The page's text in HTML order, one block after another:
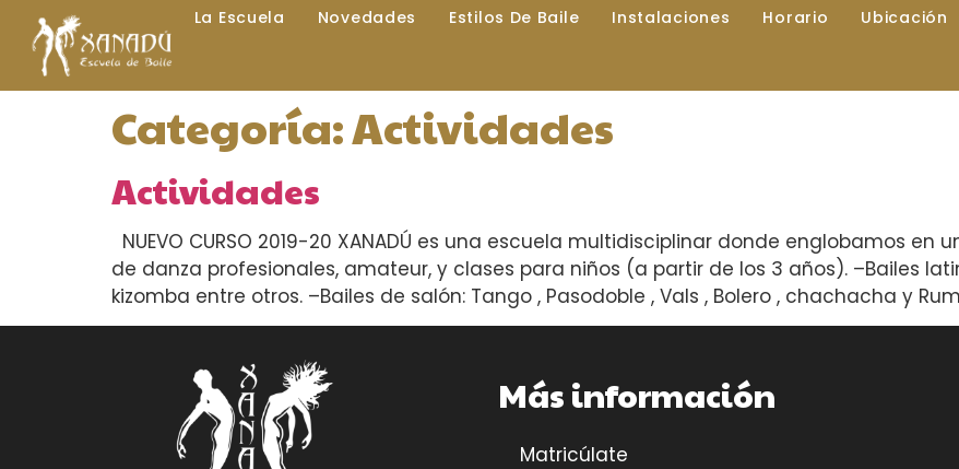
La Escuela Novedades Estilos De Baile Instalaciones Horario Ubicación
Categoría:Actividades
Actividades
NUEVO CURSO 2019-20 XANADÚ es una escuela multidisciplinar donde englobamos
de danza profesionales, amateur, y clases para niños (a partir de los 3 años). –Bailes
kizomba entre otros. –Bailes de salón: Tango , Pasodoble , Vals , Bolero , chachacha y
Más información
Matricúlate